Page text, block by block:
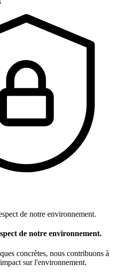
de notre environnement.
concrètes, nous contribuons à
sur l'environnement.